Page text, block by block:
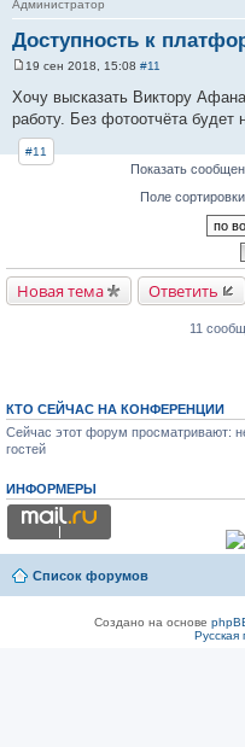
Администратор
Доступность к
о
б
е
н
19 сен 2018, 15:08 #11
Хочу высказать Виктору
работу. Без фотоотчёта будет
#11
Показать
Поле сортировки
Новая тема Ответить
11
КТО СЕЙЧАС НА КОНФЕРЕНЦИИ
Сейчас этот форум просматривают:
гостей
ИНФОРМЕРЫ
Список форумов
Создано на основе
Русская